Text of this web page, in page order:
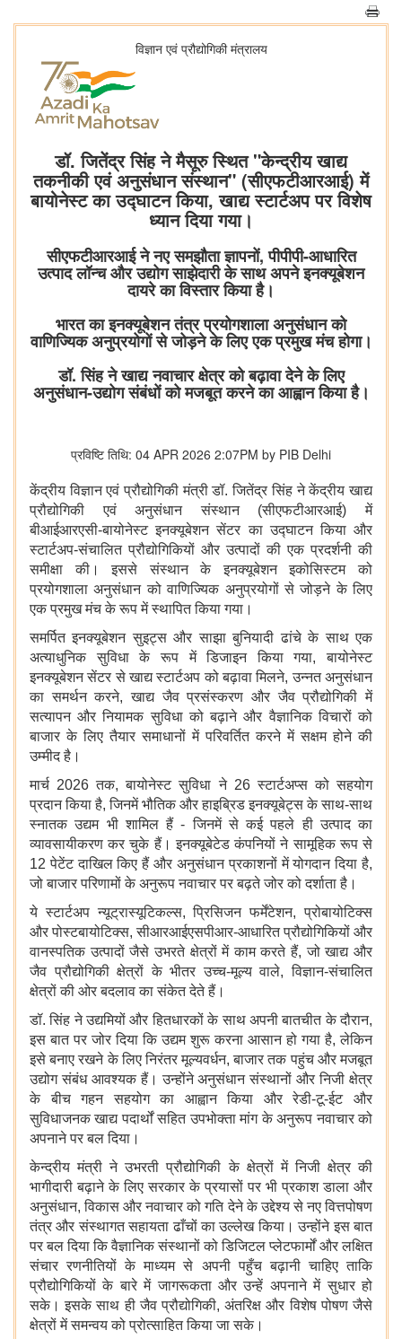
विज्ञान एवं प्रौद्योगिकी मंत्रालय
डॉ. जितेंद्र सिंह ने मैसूरु स्थित "केन्द्रीय खाद्य
तकनीकी एवं अनुसंधान संस्थान" (सीएफटीआरआई) में
बायोनेस्ट का उद्घाटन किया, खाद्य स्टार्टअप पर विशेष
ध्यान दिया गया।
सीएफटीआरआई ने नए समझौता ज्ञापनों, पीपीपी-आधारित
उत्पाद लॉन्च और उद्योग साझेदारी के साथ अपने इनक्यूबेशन
दायरे का विस्तार किया है।
भारत का इनक्यूबेशन तंत्र प्रयोगशाला अनुसंधान को
वाणिज्यिक अनुप्रयोगों से जोड़ने के लिए एक प्रमुख मंच होगा।
डॉ. सिंह ने खाद्य नवाचार क्षेत्र को बढ़ावा देने के लिए
अनुसंधान-उद्योग संबंधों को मजबूत करने का आह्वान किया है।
प्रविष्टि तिथि: 04 APR 2026 2:07PM by PIB Delhi
केंद्रीय विज्ञान एवं प्रौद्योगिकी मंत्री डॉ. जितेंद्र सिंह ने केंद्रीय खाद्य
प्रौद्योगिकी एवं अनुसंधान संस्थान (सीएफटीआरआई) में
बीआईआरएसी-बायोनेस्ट इनक्यूबेशन सेंटर का उद्घाटन किया और
स्टार्टअप-संचालित प्रौद्योगिकियों और उत्पादों की एक प्रदर्शनी की
समीक्षा की। इससे संस्थान के इनक्यूबेशन इकोसिस्टम को
प्रयोगशाला अनुसंधान को वाणिज्यिक अनुप्रयोगों से जोड़ने के लिए
एक प्रमुख मंच के रूप में स्थापित किया गया।
समर्पित इनक्यूबेशन सुइट्स और साझा बुनियादी ढांचे के साथ एक
अत्याधुनिक सुविधा के रूप में डिजाइन किया गया, बायोनेस्ट
इनक्यूबेशन सेंटर से खाद्य स्टार्टअप को बढ़ावा मिलने, उन्नत अनुसंधान
का समर्थन करने, खाद्य जैव प्रसंस्करण और जैव प्रौद्योगिकी में
सत्यापन और नियामक सुविधा को बढ़ाने और वैज्ञानिक विचारों को
बाजार के लिए तैयार समाधानों में परिवर्तित करने में सक्षम होने की
उम्मीद है।
मार्च 2026 तक, बायोनेस्ट सुविधा ने 26 स्टार्टअप्स को सहयोग
प्रदान किया है, जिनमें भौतिक और हाइब्रिड इनक्यूबेट्स के साथ-साथ
स्नातक उद्यम भी शामिल हैं - जिनमें से कई पहले ही उत्पाद का
व्यावसायीकरण कर चुके हैं। इनक्यूबेटेड कंपनियों ने सामूहिक रूप से
12 पेटेंट दाखिल किए हैं और अनुसंधान प्रकाशनों में योगदान दिया है,
जो बाजार परिणामों के अनुरूप नवाचार पर बढ़ते जोर को दर्शाता है।
ये स्टार्टअप न्यूट्रास्यूटिकल्स, प्रिसिजन फर्मेंटेशन, प्रोबायोटिक्स
और पोस्टबायोटिक्स, सीआरआईएसपीआर-आधारित प्रौद्योगिकियों और
वानस्पतिक उत्पादों जैसे उभरते क्षेत्रों में काम करते हैं, जो खाद्य और
जैव प्रौद्योगिकी क्षेत्रों के भीतर उच्च-मूल्य वाले, विज्ञान-संचालित
क्षेत्रों की ओर बदलाव का संकेत देते हैं।
डॉ. सिंह ने उद्यमियों और हितधारकों के साथ अपनी बातचीत के दौरान,
इस बात पर जोर दिया कि उद्यम शुरू करना आसान हो गया है, लेकिन
इसे बनाए रखने के लिए निरंतर मूल्यवर्धन, बाजार तक पहुंच और मजबूत
उद्योग संबंध आवश्यक हैं। उन्होंने अनुसंधान संस्थानों और निजी क्षेत्र
के बीच गहन सहयोग का आह्वान किया और रेडी-टू-ईट और
सुविधाजनक खाद्य पदार्थों सहित उपभोक्ता मांग के अनुरूप नवाचार को
अपनाने पर बल दिया।
केन्द्रीय मंत्री ने उभरती प्रौद्योगिकी के क्षेत्रों में निजी क्षेत्र की
भागीदारी बढ़ाने के लिए सरकार के प्रयासों पर भी प्रकाश डाला और
अनुसंधान, विकास और नवाचार को गति देने के उद्देश्य से नए वित्तपोषण
तंत्र और संस्थागत सहायता ढाँचों का उल्लेख किया। उन्होंने इस बात
पर बल दिया कि वैज्ञानिक संस्थानों को डिजिटल प्लेटफार्मों और लक्षित
संचार रणनीतियों के माध्यम से अपनी पहुँच बढ़ानी चाहिए ताकि
प्रौद्योगिकियों के बारे में जागरूकता और उन्हें अपनाने में सुधार हो
सके। इसके साथ ही जैव प्रौद्योगिकी, अंतरिक्ष और विशेष पोषण जैसे
क्षेत्रों में समन्वय को प्रोत्साहित किया जा सके।